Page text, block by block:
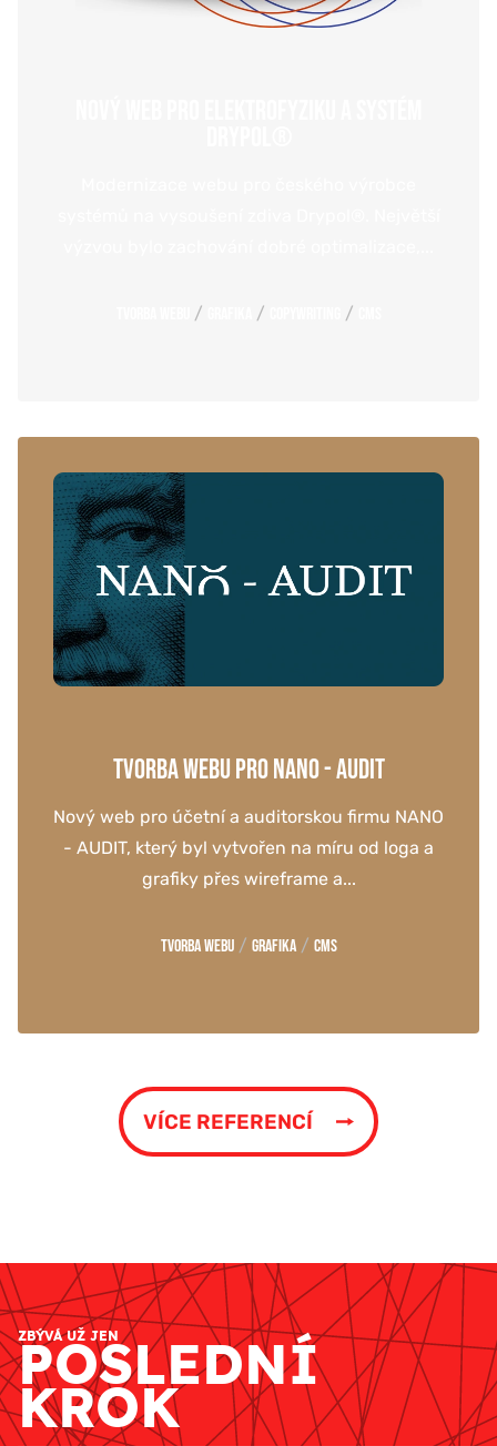
/ / /
TVORBA WEBU PRO NANO - AUDIT
Nový web pro účetní a auditorskou firmu NANO
- AUDIT, který byl vytvořen na míru od loga a
grafiky přes wireframe a...
Tvorba webu / Grafika / CMS
VÍCE REFERENCÍ
ZBÝVÁ UŽ JEN
POSLEDNÍ
KROK